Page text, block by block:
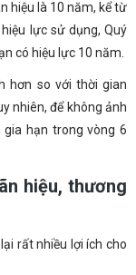
hiệu là 10 năm, kể từ
lực sử dụng, Quý
có hiệu lực 10 năm.
hơn so với thời gian
nhiên, để không ảnh
gia hạn trong vòng 6
hiệu, thương
rất nhiều lợi ích cho